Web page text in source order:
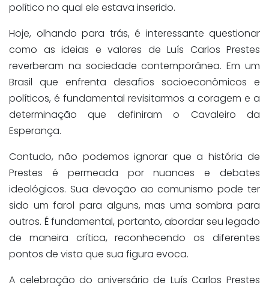
político no qual ele estava inserido.
Hoje, olhando para trás, é interessante questionar
como as ideias e valores de Luís Carlos Prestes
reverberam na sociedade contemporânea. Em um
Brasil que enfrenta desafios socioeconômicos e
políticos, é fundamental revisitarmos a coragem e a
determinação que definiram o Cavaleiro da
Esperança.
Contudo, não podemos ignorar que a história de
Prestes é permeada por nuances e debates
ideológicos. Sua devoção ao comunismo pode ter
sido um farol para alguns, mas uma sombra para
outros. É fundamental, portanto, abordar seu legado
de maneira crítica, reconhecendo os diferentes
pontos de vista que sua figura evoca.
A celebração do aniversário de Luís Carlos Prestes